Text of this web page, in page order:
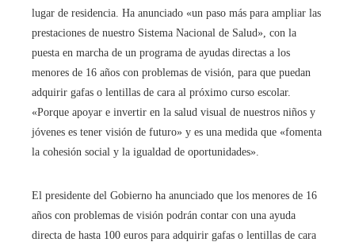
lugar de residencia. Ha anunciado «un paso más para ampliar las
prestaciones de nuestro Sistema Nacional de Salud», con la
puesta en marcha de un programa de ayudas directas a los
menores de 16 años con problemas de visión, para que puedan
adquirir gafas o lentillas de cara al próximo curso escolar.
«Porque apoyar e invertir en la salud visual de nuestros niños y
jóvenes es tener visión de futuro» y es una medida que «fomenta
la cohesión social y la igualdad de oportunidades».
El presidente del Gobierno ha anunciado que los menores de 16
años con problemas de visión podrán contar con una ayuda
directa de hasta 100 euros para adquirir gafas o lentillas de cara